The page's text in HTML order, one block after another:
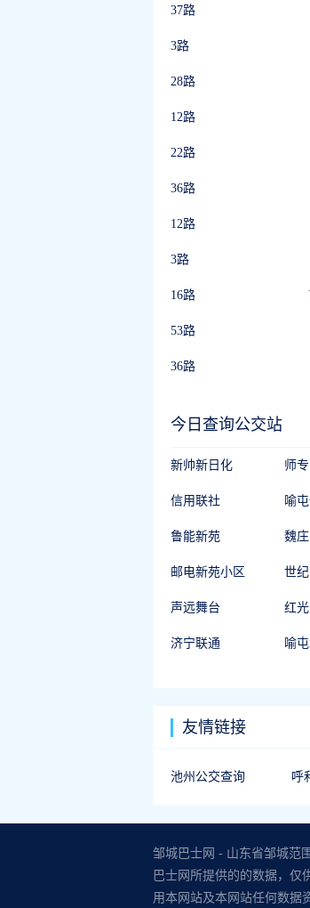
37路
3路
28路
12路
22路
36路
12路
3路
16路
53路
36路
今日查询公交站
新帅新日化 师
信用联社 喻
鲁能新苑 魏庄
邮电新苑小区 世
声远舞台 红光
济宁联通 喻
友情链接
池州公交查询 呼
邹城巴士网 - 山东省邹城范
巴士网所提供的的数据，仅
用本网站及本网站任何数据